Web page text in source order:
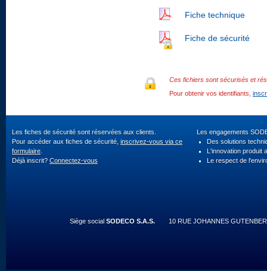
Fiche technique
Fiche de sécurité
Ces fichiers sont sécurisés et
Pour obtenir vos identifiants,
Les fiches de sécurité sont réservées aux clients.
Pour accéder aux fiches de sécurité, inscrivez-vous via ce
formulaire
Déjà inscrit? Connectez-vous
Les engagements
Des solutions
L'innovation produit
Le respect de
Siège social SODECO S.A.S. 10 RUE JOHANNES